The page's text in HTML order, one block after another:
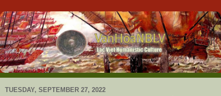
TUESDAY, SEPTEMBER 27, 2022